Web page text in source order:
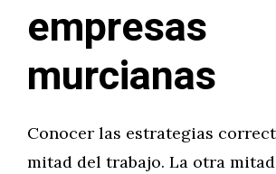
empresas
murcianas
Conocer las estrategias
mitad del trabajo. La otra